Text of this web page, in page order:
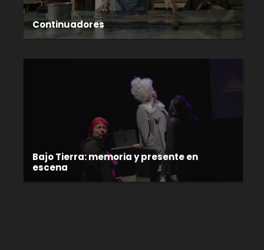
Continuadores
Bajo Tierra: memoria y presente en
escena